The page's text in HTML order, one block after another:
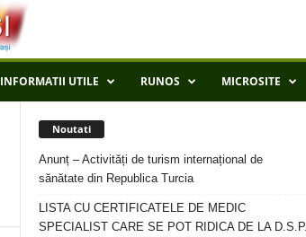
INFORMATII UTILE RUNOS MICROSITE
Noutati
Anunț – Activități de turism internațional de
sănătate din Republica Turcia
LISTA CU CERTIFICATELE DE MEDIC
SPECIALIST CARE SE POT RIDICA DE LA D.S.P.